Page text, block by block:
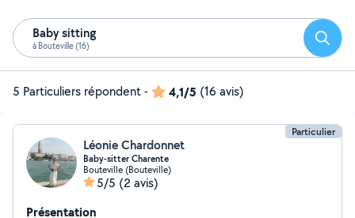
Baby sitting
à Bouteville (16)
5 Particuliers répondent- 4,1/5 (16 avis)
Particulier
Léonie Chardonnet
Baby-sitter Charente
Bouteville (Bouteville)
5/5 (2 avis)
Présentation